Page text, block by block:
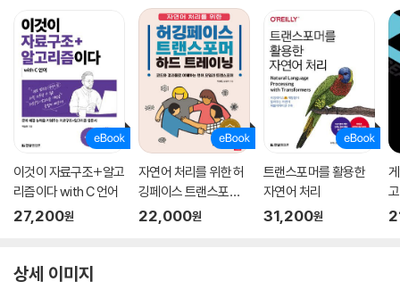
이것이 자료구조+알고
리즘이다 with C 언어
27,200원
자연어 처리를 위한 허
깅페이스 트랜스포머
하드 트레이닝
22,000원
트랜스포머를 활용한
자연어 처리
31,200원
상세 이미지